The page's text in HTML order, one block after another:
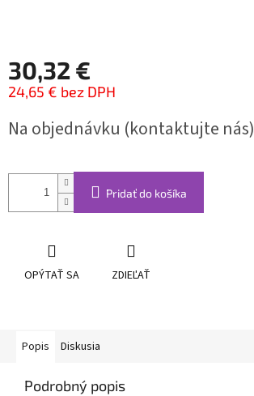
30,32 €
24,65 € bez DPH
cena:
Na objednávku (kontaktujte nás)
Pridať do košíka
OPÝTAŤ SA ZDIEĽAŤ
Popis Diskusia
Podrobný popis